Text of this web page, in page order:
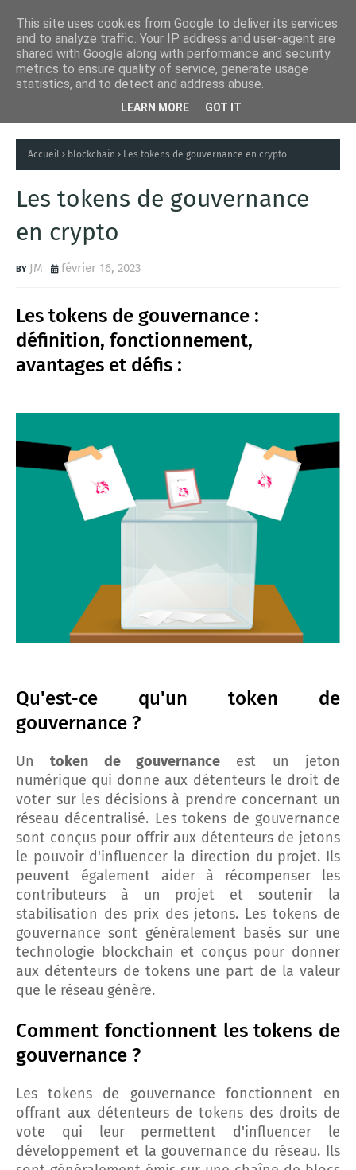
Accueil blockchain Les tokens de gouvernance en crypto
Les tokens de gouvernance
en crypto
JM février 16, 2023
Les tokens de gouvernance :
définition, fonctionnement,
avantages et défis :
Qu'est-ce qu'un token de
gouvernance ?
Untoken de gouvernance est un jeton
numérique qui donne aux détenteurs le droit de
voter sur les décisions à prendre concernant un
réseau décentralisé. Les tokens de gouvernance
sont conçus pour offrir aux détenteurs de jetons
le pouvoir d'influencer la direction du projet. Ils
peuvent également aider à récompenser les
contributeurs à un projet et soutenir la
stabilisation des prix des jetons. Les tokens de
gouvernance sont généralement basés sur une
technologie blockchain et conçus pour donner
aux détenteurs de tokens une part de la valeur
que le réseau génère.
Comment fonctionnent les tokens de
gouvernance ?
Les tokens de gouvernance fonctionnent en
offrant aux détenteurs de tokens des droits de
vote qui leur permettent d'influencer le
développement et la gouvernance du réseau. Ils
This site uses cookies from Google to deliver its services
and to analyze traffic. Your IP address and user-agent are
shared with Google along with performance and security
metrics to ensure quality of service, generate usage
statistics, and to detect and address abuse.
LEARN MORE GOT IT